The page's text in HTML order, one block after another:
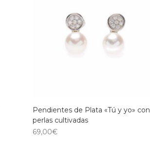
Pendientes de Plata «Tú y yo» con
perlas cultivadas
69,00€